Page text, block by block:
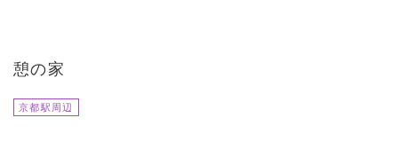
憩の家
京都駅周辺